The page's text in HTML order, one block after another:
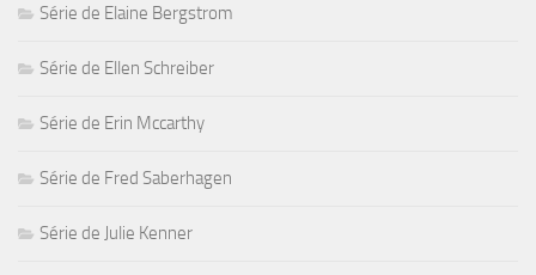
Série de Elaine Bergstrom
Série de Ellen Schreiber
Série de Erin Mccarthy
Série de Fred Saberhagen
Série de Julie Kenner